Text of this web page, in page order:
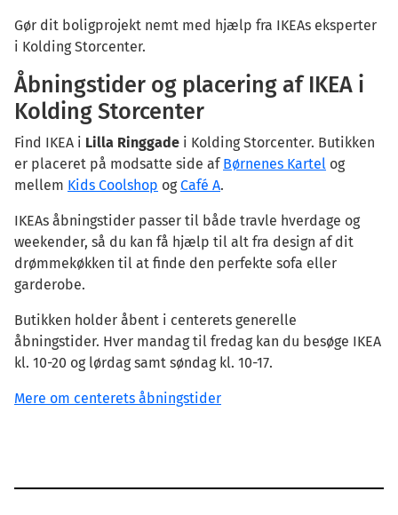
Hjemmesidens ejer og kontaktoplysninger.
Denne hjemmeside er drevet og ejet af:
CVR-nummer: 37070726
Adresse: Cityringen 24
2630 Taastrup
Danmark
Hvordan bruger vi cookies, og hvilken type bruger vi?
Cookies er meget vigtige for os, idet de sikrer, at vi kan
levere den bedst mulige service til dig. Vi anvender
cookies til forskellige formål, som er opdelt i
nedenstående kategorier. Informationerne om hver enkel
gøre dit besøg på websitet mere relevant for dig, så du
kan træffe dine valg på et oplyst grundlag.
hjemmesiden brugbar ved at aktivere de grundlæggende
Statistiske cookies:Måler trafikken på hjemmesiden,
Gør dit boligprojekt nemt med hjælp fra IKEAs eksperter
i Kolding Storcenter.
Åbningstider og placering af IKEA i
Kolding Storcenter
Find IKEA i Lilla Ringgade i Kolding Storcenter. Butikken
er placeret på modsatte side af Børnenes Kartel og
mellem Kids Coolshop ogCafé A.
IKEAs åbningstider passer til både travle hverdage og
weekender, så du kan få hjælp til alt fra design af dit
drømmekøkken til at finde den perfekte sofa eller
garderobe.
Butikken holder åbent i centerets generelle
åbningstider. Hver mandag til fredag kan du besøge IKEA
kl. 10-20 og lørdag samt søndag kl. 10-17.
Mere om centerets åbningstider